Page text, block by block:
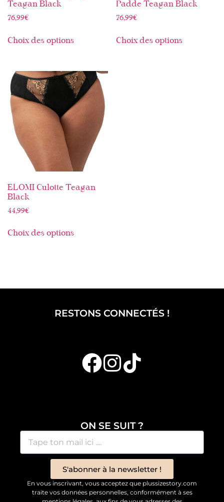
Teagan Black
76,99€
Choix des options
Padde Teagan Black
76,99€
Choix des options
ELOMI Culotte Teagan
Black
44,99€
Choix des options
RESTONS CONNECTÉS !
ON SE SUIT ?
S'abonner à la newsletter !
En vous inscrivant, vous acceptez que plussizestory.com
traite vos données personnelles, conformément à ses